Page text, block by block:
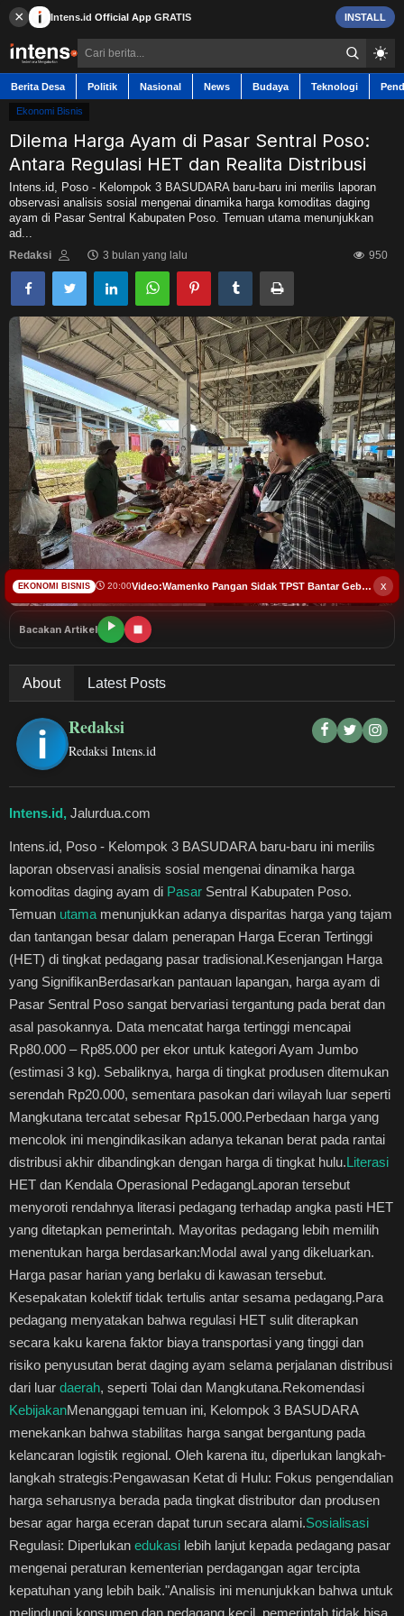
× Intens.id Official App GRATIS INSTALL
Berita Desa Politik Nasional News Budaya Teknologi
Berita Desa
Contact
Politik
Nasional
News
Budaya
Teknologi
Pendidikan
Bursa
Hukum dan Kriminal
Olahraga
Ekonomi Bisnis
Healthstyle
Essai
Kuliner
Cerpen
Kolom
Puisi
Religi
Travel
Environmental
Ekonomi Bisnis
Dilema Harga Ayam di Pasar Sentral Poso:
Antara Regulasi HET dan Realita Distribusi
Intens.id, Poso - Kelompok 3 BASUDARA baru-baru ini merilis laporan
observasi analisis sosial mengenai dinamika harga komoditas daging
ayam di Pasar Sentral Kabupaten Poso. Temuan utama menunjukkan
ad...
Redaksi 3 bulan yang lalu 950
Bacakan Artikel
About Latest Posts
Redaksi
Redaksi Intens.id
Intens.id, Jalurdua.com
Intens.id, Poso - Kelompok 3 BASUDARA baru-baru ini merilis
laporan observasi analisis sosial mengenai dinamika harga
komoditas daging ayam di Pasar Sentral Kabupaten Poso.
Temuan utama menunjukkan adanya disparitas harga yang tajam
dan tantangan besar dalam penerapan Harga Eceran Tertinggi
(HET) di tingkat pedagang pasar tradisional. ​Kesenjangan Harga
yang Signifikan ​Berdasarkan pantauan lapangan, harga ayam di
Pasar Sentral Poso sangat bervariasi tergantung pada berat dan
asal pasokannya. Data mencatat harga tertinggi mencapai
Rp80.000 – Rp85.000 per ekor untuk kategori Ayam Jumbo
(estimasi 3 kg). Sebaliknya, harga di tingkat produsen ditemukan
serendah Rp20.000, sementara pasokan dari wilayah luar seperti
Mangkutana tercatat sebesar Rp15.000. ​Perbedaan harga yang
mencolok ini mengindikasikan adanya tekanan berat pada rantai
distribusi akhir dibandingkan dengan harga di tingkat hulu. ​Literasi
HET dan Kendala Operasional Pedagang ​Laporan tersebut
menyoroti rendahnya literasi pedagang terhadap angka pasti HET
yang ditetapkan pemerintah. Mayoritas pedagang lebih memilih
menentukan harga berdasarkan: ​Modal awal yang dikeluarkan. ​
Harga pasar harian yang berlaku di kawasan tersebut. ​
Kesepakatan kolektif tidak tertulis antar sesama pedagang. ​Para
pedagang menyatakan bahwa regulasi HET sulit diterapkan
secara kaku karena faktor biaya transportasi yang tinggi dan
risiko penyusutan berat daging ayam selama perjalanan distribusi
dari luar daerah, seperti Tolai dan Mangkutana. ​Rekomendasi
Kebijakan​Menanggapi temuan ini, Kelompok 3 BASUDARA
menekankan bahwa stabilitas harga sangat bergantung pada
kelancaran logistik regional. Oleh karena itu, diperlukan langkah-
langkah strategis: ​Pengawasan Ketat di Hulu: Fokus pengendalian
harga seharusnya berada pada tingkat distributor dan produsen
besar agar harga eceran dapat turun secara alami. ​Sosialisasi
Regulasi: Diperlukan edukasi lebih lanjut kepada pedagang pasar
mengenai peraturan kementerian perdagangan agar tercipta
kepatuhan yang lebih baik. ​"Analisis ini menunjukkan bahwa untuk
melindungi konsumen dan pedagang kecil, pemerintah tidak bisa
x
EKONOMI BISNIS 20:00 Video:Wamenko Pangan Sidak TPST Bantar Gebang